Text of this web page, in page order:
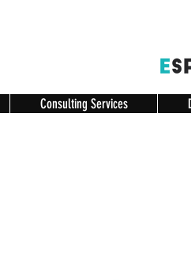
Consulting Services